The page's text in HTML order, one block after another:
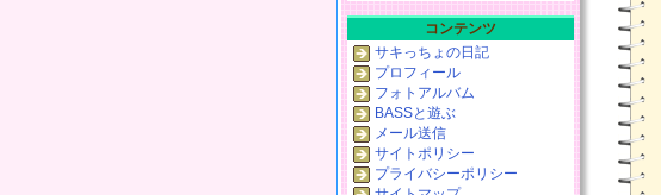
コンテンツ
サキっちょの日記
プロフィール
フォトアルバム
BASSと遊ぶ
メール送信
サイトポリシー
プライバシーポリシー